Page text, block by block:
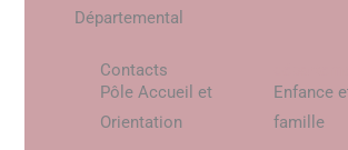
Départemental
Contacts
Pôle Accueil et
Orientation
Enfance
famille